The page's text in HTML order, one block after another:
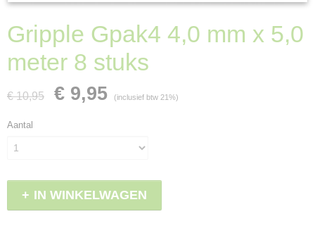
Gripple Gpak4 4,0 mm x 5,0
meter 8 stuks
€ 10,95 € 9,95 (inclusief btw 21%)
Aantal
IN WINKELWAGEN